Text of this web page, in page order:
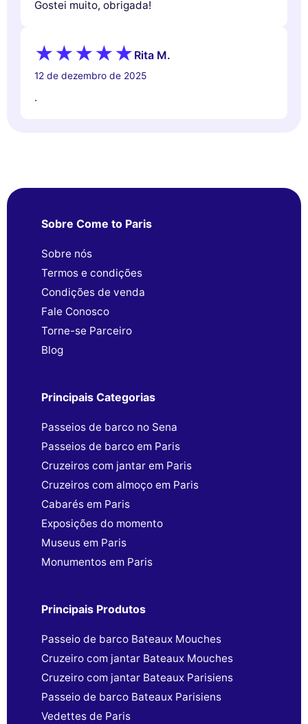
Gostei muito, obrigada!
Rita M.
12 de dezembro de 2025
.
Sobre Come to Paris
Sobre nós
Termos e condições
Condições de venda
Fale Conosco
Torne-se Parceiro
Blog
Principais Categorias
Passeios de barco no Sena
Passeios de barco em Paris
Cruzeiros com jantar em Paris
Cruzeiros com almoço em Paris
Cabarés em Paris
Exposições do momento
Museus em Paris
Monumentos em Paris
Principais Produtos
Passeio de barco Bateaux Mouches
Cruzeiro com jantar Bateaux Mouches
Cruzeiro com jantar Bateaux Parisiens
Passeio de barco Bateaux Parisiens
Vedettes de Paris